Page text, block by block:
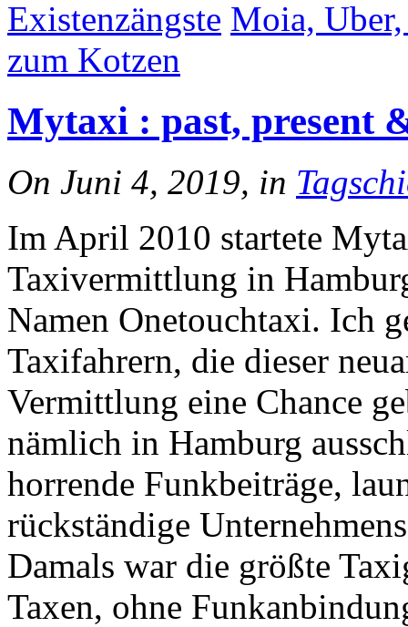
Existenzängste Moia,
zum Kotzen
Mytaxi : past, present
On Juni 4, 2019, in
Im April 2010 startete
Taxivermittlung in
Namen Onetouchtaxi. Ich
Taxifahrern, die dieser
Vermittlung eine Chance
nämlich in Hamburg
horrende Funkbeiträge,
rückständige
Damals war die größte
Taxen, ohne